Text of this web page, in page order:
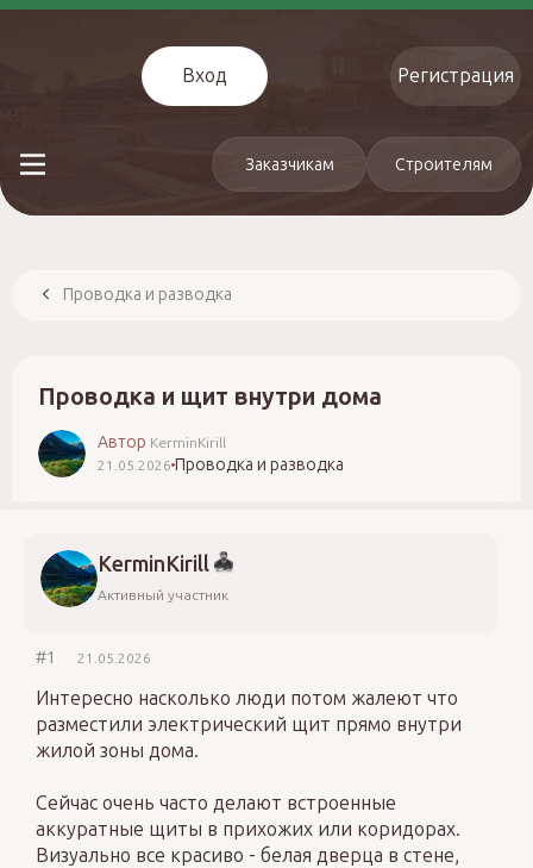
Вход Регистрация
Заказчикам Строителям
Проводка и разводка
Проводка и щит внутри дома
Автор KerminKirill
21.05.2026 Проводка и разводка
KerminKirill
Активный участник
#1 21.05.2026
Интересно насколько люди потом жалеют что
разместили электрический щит прямо внутри
жилой зоны дома.
Сейчас очень часто делают встроенные
аккуратные щиты в прихожих или коридорах.
Визуально все красиво - белая дверца в стене,